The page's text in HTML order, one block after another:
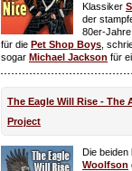
Klassiker
der
80er-
für die Pet Shop Boys ,
sogar Michael Jackson für
The Eagle Will Rise - The
Project
Die beiden
Woolfson